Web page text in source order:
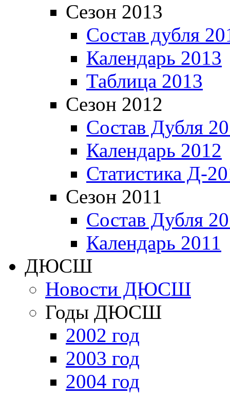
Сезон 2013
Состав дубля
Календарь 2013
Таблица 2013
Сезон 2012
Состав Дубля
Календарь 2012
Статистика Д-
Сезон 2011
Состав Дубля
Календарь 2011
ДЮСШ
Новости ДЮСШ
Годы ДЮСШ
2002 год
2003 год
2004 год